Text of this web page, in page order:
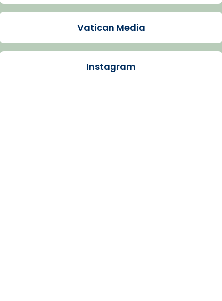
Mons. Sergi Gordo, bisbe de Tortosa, ha
Santes de Mataró.
🔗tinyurl.com/cvu5jmbk
Vatican Media
Instagram